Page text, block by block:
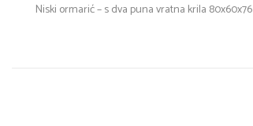
Niski ormarić – s dva puna vratna krila 80x60x76